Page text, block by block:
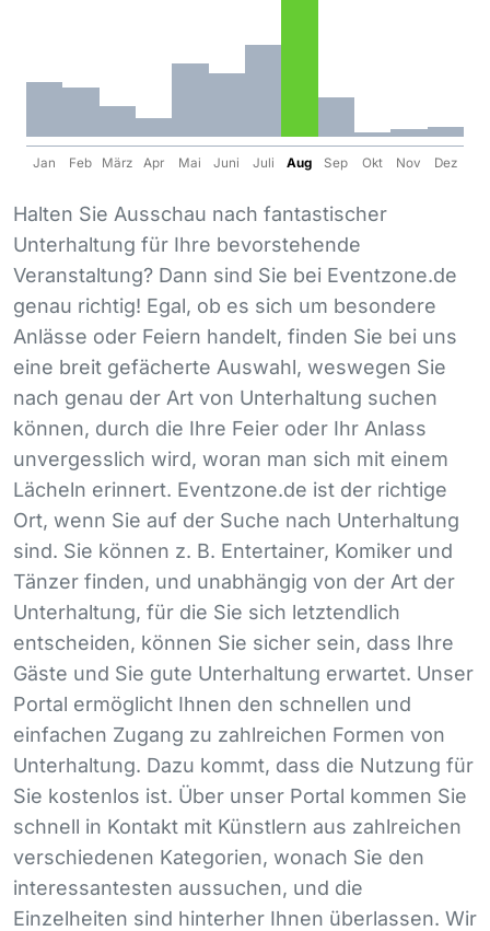
Jan Feb März Apr Mai Juni Juli Aug Sep Okt Nov Dez
Halten Sie Ausschau nach fantastischer
Unterhaltung für Ihre bevorstehende
Veranstaltung? Dann sind Sie bei Eventzone.de
genau richtig! Egal, ob es sich um besondere
Anlässe oder Feiern handelt, finden Sie bei uns
eine breit gefächerte Auswahl, weswegen Sie
nach genau der Art von Unterhaltung suchen
können, durch die Ihre Feier oder Ihr Anlass
unvergesslich wird, woran man sich mit einem
Lächeln erinnert. Eventzone.de ist der richtige
Ort, wenn Sie auf der Suche nach Unterhaltung
sind. Sie können z. B. Entertainer, Komiker und
Tänzer finden, und unabhängig von der Art der
Unterhaltung, für die Sie sich letztendlich
entscheiden, können Sie sicher sein, dass Ihre
Gäste und Sie gute Unterhaltung erwartet. Unser
Portal ermöglicht Ihnen den schnellen und
einfachen Zugang zu zahlreichen Formen von
Unterhaltung. Dazu kommt, dass die Nutzung für
Sie kostenlos ist. Über unser Portal kommen Sie
schnell in Kontakt mit Künstlern aus zahlreichen
verschiedenen Kategorien, wonach Sie den
interessantesten aussuchen, und die
Einzelheiten sind hinterher Ihnen überlassen. Wir